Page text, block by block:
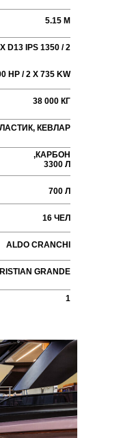
5.15 М
D13 IPS 1350 / 2
HP / 2 X 735 KW
38 000 КГ
КЕВЛАР
,КАРБОН
3300 Л
700 Л
16 ЧЕЛ
ALDO CRANCHI
GRANDE
1